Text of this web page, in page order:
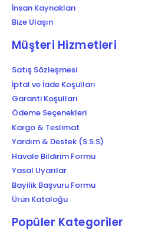
İnsan Kaynakları
Bize Ulaşın
Müşteri Hizmetleri
Satış Sözleşmesi
İptal ve İade Koşulları
Garanti Koşulları
Ödeme Seçenekleri
Kargo & Teslimat
Yardım & Destek (S.S.S)
Havale Bildirim Formu
Yasal Uyarılar
Bayilik Başvuru Formu
Ürün Kataloğu
Popüler Kategoriler